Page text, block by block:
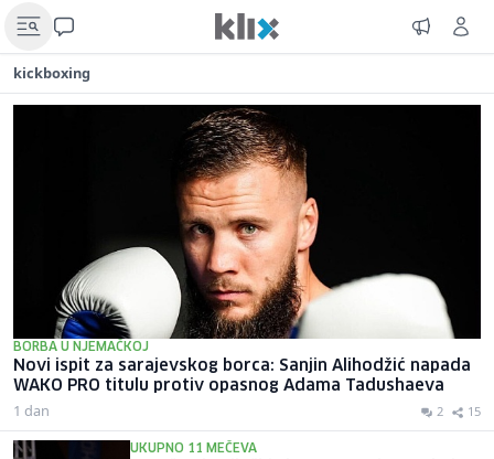
kickboxing
BORBA U NJEMAČKOJ
Novi ispit za sarajevskog borca: Sanjin Alihodžić napada
WAKO PRO titulu protiv opasnog Adama Tadushaeva
1 dan 2 15
UKUPNO 11 MEČEVA